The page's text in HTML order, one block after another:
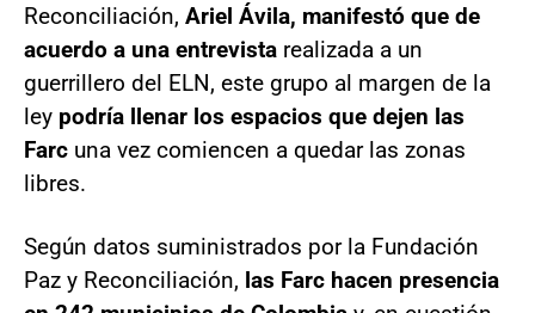
Reconciliación, Ariel Ávila, manifestó que de
acuerdo a una entrevista realizada a un
guerrillero del ELN, este grupo al margen de la
ley podría llenar los espacios que dejen las
Farc una vez comiencen a quedar las zonas
libres.
Según datos suministrados por la Fundación
Paz y Reconciliación, las Farc hacen presencia